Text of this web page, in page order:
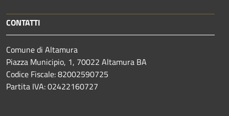
CONTATTI
Comune di Altamura
Piazza Municipio, 1, 70022 Altamura BA
Codice Fiscale: 82002590725
Partita IVA: 02422160727